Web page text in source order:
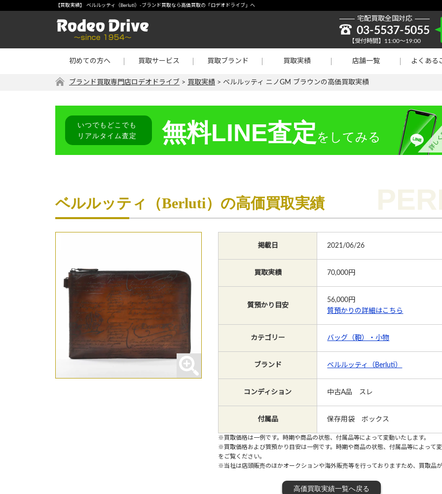
【買取実績】 ベルルッティ（Berluti）-ブランド買取なら高価買取の「ロデオドライブ」へ
宅配買取全国対応
03-5537-5055
【受付時間】11:00～19:00
初めての方へ 買取サービス
宅配買取
店頭買取
リターン買取 買取ブランド
-【買取強化】シャネル
その他買取 買取実績 店舗一覧 よくある
ブランド買取専門店ロデオドライブ > 買取実績 > ベルルッティ ニノGM ブラウンの高価買取実績
いつでもどこでも
リアルタイム査定
無料LINE査定 をしてみる
ベルルッティ（Berluti）の高価買取実績
掲載日 2021/06/26
買取実績 70,000円
質預かり目安
56,000円
質預かりの詳細はこちら
カテゴリー バッグ（鞄）・小物
ブランド ベルルッティ（Berluti）
コンディション 中古A品 スレ
付属品 保存用袋 ボックス
※買取価格は一例です。時期や商品の状態、付属品等によって変動いたします。
※買取価格および質預かり目安は一例です。時期や商品の状態、付属品等によって
をご覧ください。
※当社は店頭販売のほかオークションや海外販売等を行っておりますため、買取品
高価買取実績一覧へ戻る